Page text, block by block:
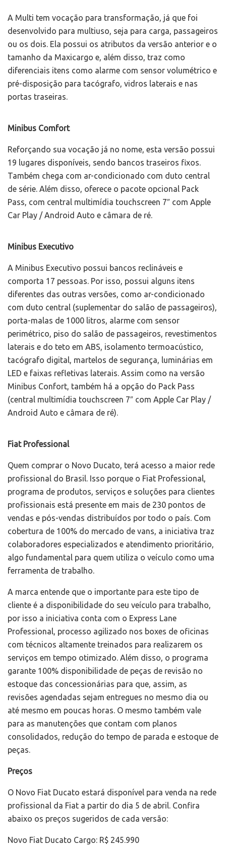
A Multi tem vocação para transformação, já que foi
desenvolvido para multiuso, seja para carga, passageiros
ou os dois. Ela possui os atributos da versão anterior e o
tamanho da Maxicargo e, além disso, traz como
diferenciais itens como alarme com sensor volumétrico e
pré-disposição para tacógrafo, vidros laterais e nas
portas traseiras.
Minibus Comfort
Reforçando sua vocação já no nome, esta versão possui
19 lugares disponíveis, sendo bancos traseiros fixos.
Também chega com ar-condicionado com duto central
de série. Além disso, oferece o pacote opcional Pack
Pass, com central multimídia touchscreen 7″ com Apple
Car Play / Android Auto e câmara de ré.
Minibus Executivo
A Minibus Executivo possui bancos reclináveis e
comporta 17 pessoas. Por isso, possui alguns itens
diferentes das outras versões, como ar-condicionado
com duto central (suplementar do salão de passageiros),
porta-malas de 1000 litros, alarme com sensor
perimétrico, piso do salão de passageiros, revestimentos
laterais e do teto em ABS, isolamento termoacústico,
tacógrafo digital, martelos de segurança, luminárias em
LED e faixas refletivas laterais. Assim como na versão
Minibus Confort, também há a opção do Pack Pass
(central multimídia touchscreen 7″ com Apple Car Play /
Android Auto e câmara de ré).
Fiat Professional
Quem comprar o Novo Ducato, terá acesso a maior rede
profissional do Brasil. Isso porque o Fiat Professional,
programa de produtos, serviços e soluções para clientes
profissionais está presente em mais de 230 pontos de
vendas e pós-vendas distribuídos por todo o país. Com
cobertura de 100% do mercado de vans, a iniciativa traz
colaboradores especializados e atendimento prioritário,
algo fundamental para quem utiliza o veículo como uma
ferramenta de trabalho.
A marca entende que o importante para este tipo de
cliente é a disponibilidade do seu veículo para trabalho,
por isso a iniciativa conta com o Express Lane
Professional, processo agilizado nos boxes de oficinas
com técnicos altamente treinados para realizarem os
serviços em tempo otimizado. Além disso, o programa
garante 100% disponibilidade de peças de revisão no
estoque das concessionárias para que, assim, as
revisões agendadas sejam entregues no mesmo dia ou
até mesmo em poucas horas. O mesmo também vale
para as manutenções que contam com planos
consolidados, redução do tempo de parada e estoque de
peças.
Preços
O Novo Fiat Ducato estará disponível para venda na rede
profissional da Fiat a partir do dia 5 de abril. Confira
abaixo os preços sugeridos de cada versão:
Novo Fiat Ducato Cargo: R$ 245.990